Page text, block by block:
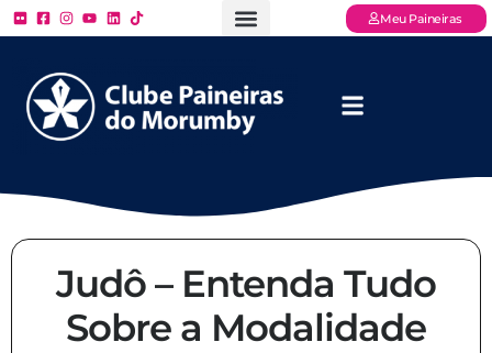
Meu Paineiras
Judô – Entenda Tudo
Sobre a Modalidade